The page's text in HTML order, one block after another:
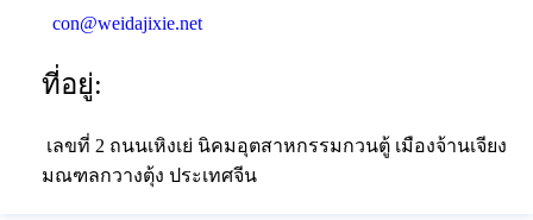
con@weidajixie.net
ที่อยู่:
เลขที่ 2 ถนนเหิงเย่ นิคมอุตสาหกรรมกวนตู้ เมืองจ้านเจียง
มณฑลกวางตุ้ง ประเทศจีน